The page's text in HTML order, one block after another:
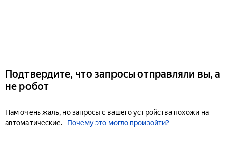
Подтвердите, что запросы отправляли вы, а
не робот
Нам очень жаль, но запросы с вашего устройства похожи на
автоматические.
Почему это могло произойти?